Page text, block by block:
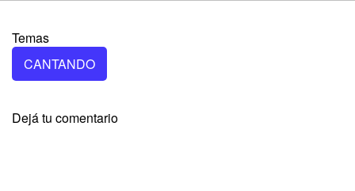
Temas
CANTANDO
Dejá tu comentario